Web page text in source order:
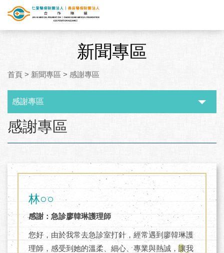
新聞專區
首頁 > 新聞專區 > 感謝專區
感謝專區
感謝專區
林○○
感謝：急診廖韓琳護理師
您好，由於我常去急診室打針，經常遇到廖韓琳護
理師，感受到她的溫柔、細心、專業與熱誠，讓我